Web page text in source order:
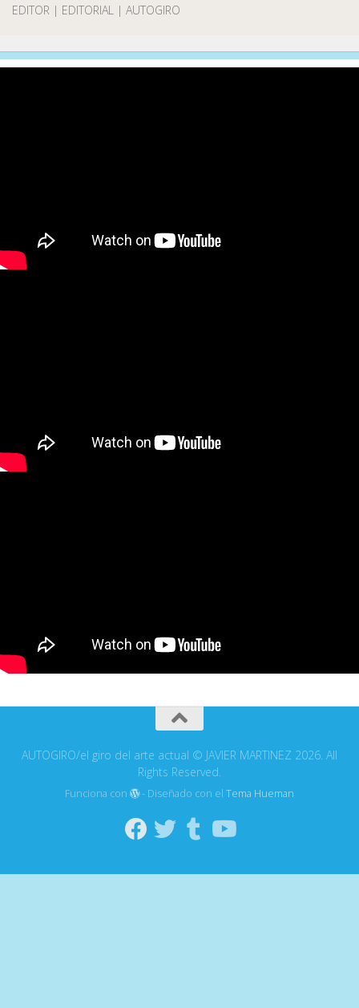
EDITOR | EDITORIAL | AUTOGIRO
AUTOGIRO/el giro del arte actual © JAVIER MARTINEZ 2026. All
Rights Reserved.
Funciona con - Diseñado con elTema Hueman